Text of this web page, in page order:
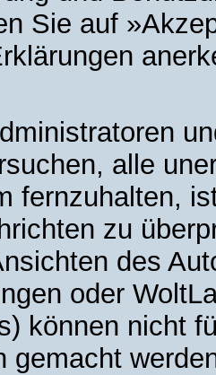
Sie auf
alle
fernzuhalten,
zu
des
oder
können nicht
gemacht